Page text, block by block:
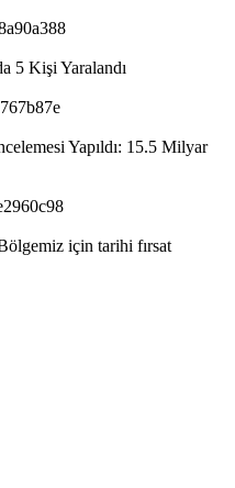
5 Kişi Yaralandı
Yapıldı: 15.5 Milyar
için tarihi fırsat